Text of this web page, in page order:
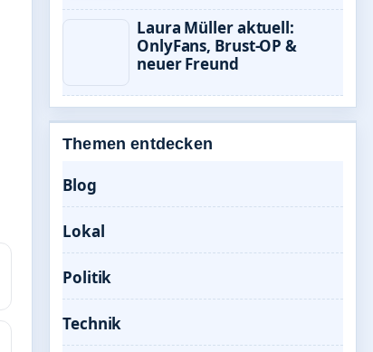
Laura Müller aktuell:
OnlyFans, Brust-OP &
neuer Freund
Themen entdecken
Blog
Lokal
Politik
Technik